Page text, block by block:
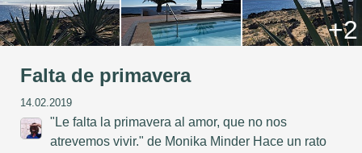
+2
Falta de primavera
14.02.2019
"Le falta la primavera al amor, que no nos
atrevemos vivir." de Monika Minder Hace un rato